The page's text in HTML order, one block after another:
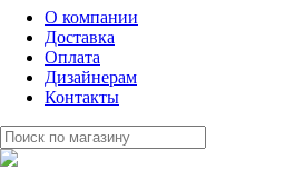
О компании
Доставка
Оплата
Дизайнерам
Контакты